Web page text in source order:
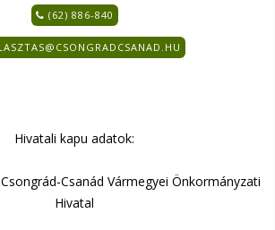
(62) 886-840
Hivatali kapu adatok:
Csanád Vármegyei Önkormányzati
Hivatal